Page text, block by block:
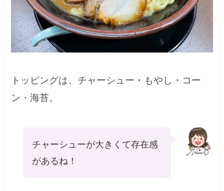
トッピングは、チャーシュー・もやし・コー
ン・海苔。
チャーシューが大きくて存在感
があるね！